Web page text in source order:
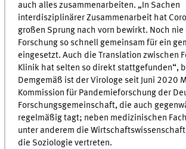
auch alles zusammenarbeiten. „In Sachen
interdisziplinärer Zusammenarbeit hat
großen Sprung nach vorn bewirkt. Noch
Forschung so schnell gemeinsam für ein
eingesetzt. Auch die Translation zwischen
Klinik hat selten so direkt stattgefunden“,
Demgemäß ist der Virologe seit Juni 2020
Kommission für Pandemieforschung der
Forschungsgemeinschaft, die auch
regelmäßig tagt; neben medizinischen
unter anderem die
die Soziologie vertreten.